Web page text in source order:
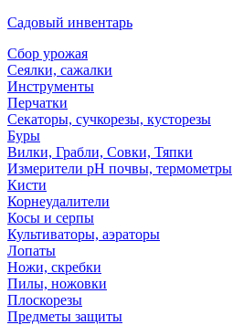
Садовый инвентарь
Сбор урожая
Сеялки, сажалки
Инструменты
Перчатки
Секаторы, сучкорезы, кусторезы
Буры
Вилки, Грабли, Совки, Тяпки
Измерители pH почвы, термометры
Кисти
Корнеудалители
Косы и серпы
Культиваторы, аэраторы
Лопаты
Ножи, скребки
Пилы, ножовки
Плоскорезы
Предметы защиты